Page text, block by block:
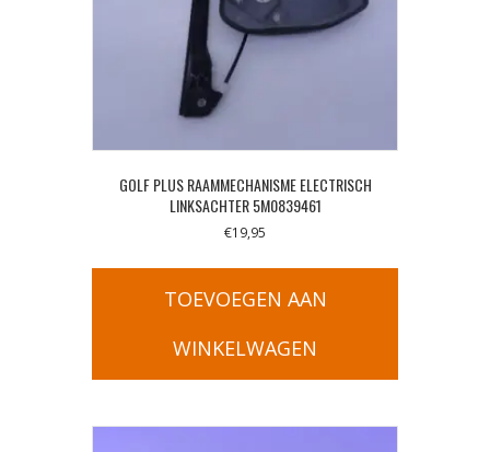
GOLF PLUS RAAMMECHANISME ELECTRISCH
LINKSACHTER 5M0839461
€19,95
TOEVOEGEN AAN
WINKELWAGEN